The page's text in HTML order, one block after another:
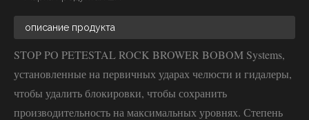
описание продукта
STOP PO PETESTAL ROCK BROWER BOBOM Systems,
установленные на первичных ударах челюсти и гидалеры,
чтобы удалить блокировки, чтобы сохранить
производительность на максимальных уровнях. Степень